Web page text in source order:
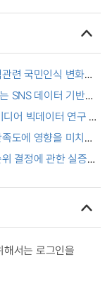
련 국민인식 변화
SNS 데이터 기반
for Consumer
디어 빅데이터 연구 =
도에 영향을 미치는
결정에 관한 실증
서는 로그인을